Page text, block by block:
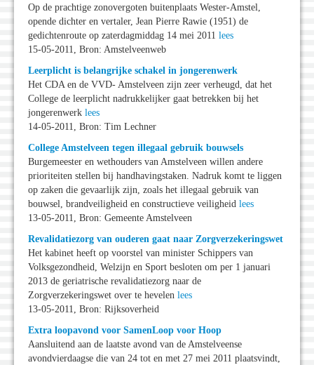
Op de prachtige zonovergoten buitenplaats Wester-Amstel,
opende dichter en vertaler, Jean Pierre Rawie (1951) de
gedichtenroute op zaterdagmiddag 14 mei 2011 lees
15-05-2011, Bron: Amstelveenweb
Leerplicht is belangrijke schakel in jongerenwerk
Het CDA en de VVD- Amstelveen zijn zeer verheugd, dat het
College de leerplicht nadrukkelijker gaat betrekken bij het
jongerenwerk lees
14-05-2011, Bron: Tim Lechner
College Amstelveen tegen illegaal gebruik bouwsels
Burgemeester en wethouders van Amstelveen willen andere
prioriteiten stellen bij handhavingstaken. Nadruk komt te liggen
op zaken die gevaarlijk zijn, zoals het illegaal gebruik van
bouwsel, brandveiligheid en constructieve veiligheid lees
13-05-2011, Bron: Gemeente Amstelveen
Revalidatiezorg van ouderen gaat naar Zorgverzekeringswet
Het kabinet heeft op voorstel van minister Schippers van
Volksgezondheid, Welzijn en Sport besloten om per 1 januari
2013 de geriatrische revalidatiezorg naar de
Zorgverzekeringswet over te hevelen lees
13-05-2011, Bron: Rijksoverheid
Extra loopavond voor SamenLoop voor Hoop
Aansluitend aan de laatste avond van de Amstelveense
avondvierdaagse die van 24 tot en met 27 mei 2011 plaatsvindt,